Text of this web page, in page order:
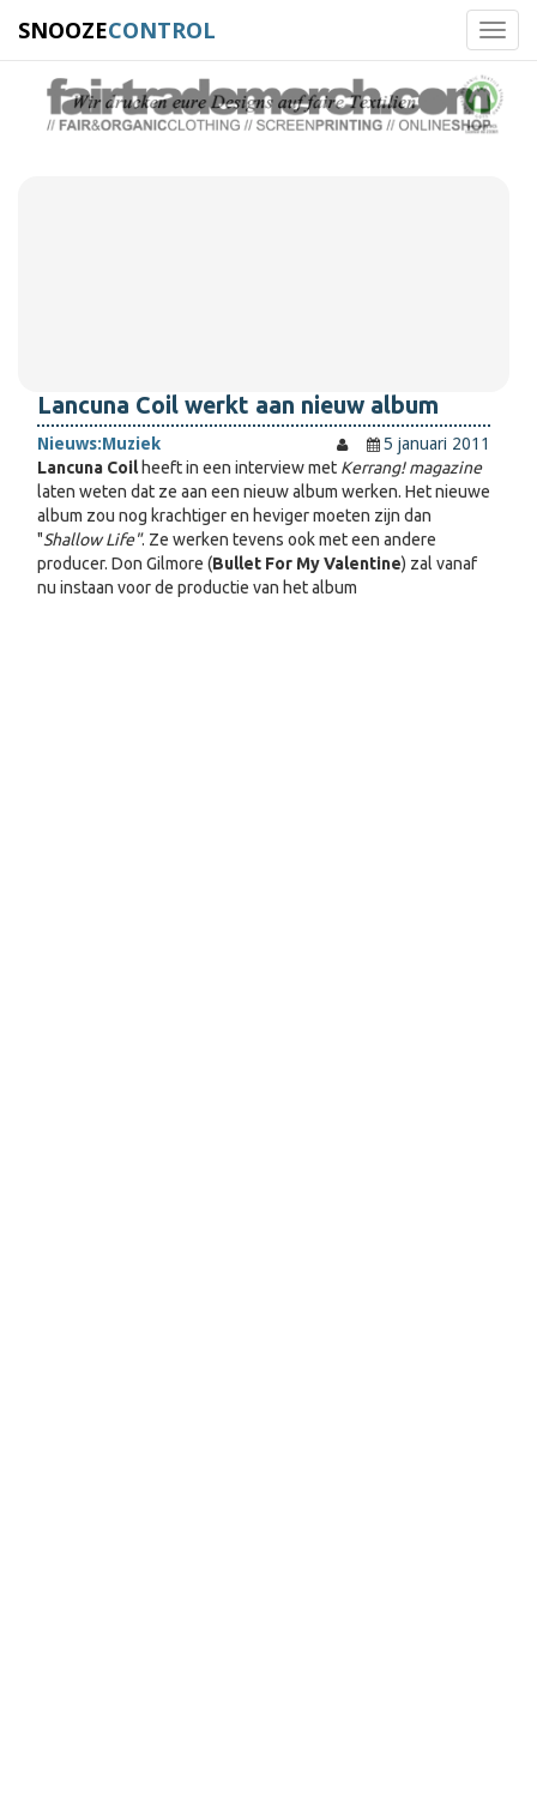
SNOOZECONTROL
Lancuna Coil werkt aan nieuw album
Nieuws:Muziek
5 januari 2011
Lancuna Coilheeft in een interview met Kerrang! magazine
laten weten dat ze aan een nieuw album werken. Het nieuwe
album zou nog krachtiger en heviger moeten zijn dan
"Shallow Life". Ze werken tevens ook met een andere
producer. Don Gilmore (Bullet For My Valentine) zal vanaf
nu instaan voor de productie van het album